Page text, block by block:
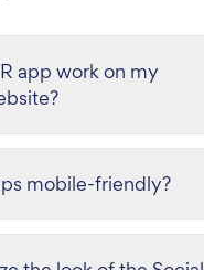
app work on my
mobile-friendly?